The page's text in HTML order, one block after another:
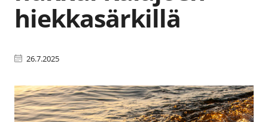
hiekkasärkillä
26.7.2025